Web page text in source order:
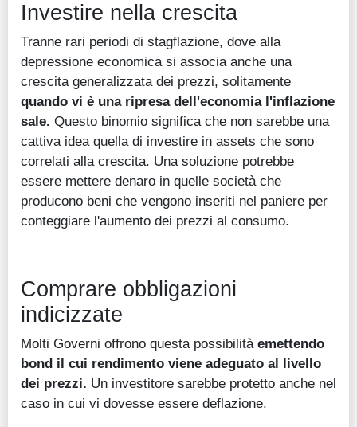
Investire nella crescita
Tranne rari periodi di stagflazione, dove alla
depressione economica si associa anche una
crescita generalizzata dei prezzi, solitamente
quando vi è una ripresa dell'economia l'inflazione
sale. Questo binomio significa che non sarebbe una
cattiva idea quella di investire in assets che sono
correlati alla crescita. Una soluzione potrebbe
essere mettere denaro in quelle società che
producono beni che vengono inseriti nel paniere per
conteggiare l'aumento dei prezzi al consumo.
Comprare obbligazioni
indicizzate
Molti Governi offrono questa possibilità emettendo
bond il cui rendimento viene adeguato al livello
dei prezzi. Un investitore sarebbe protetto anche nel
caso in cui vi dovesse essere deflazione.